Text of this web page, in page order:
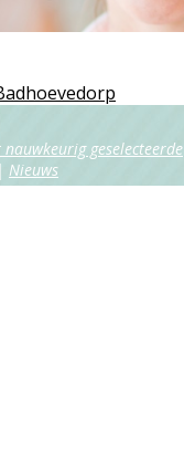
geselecteerde
| Nieuws